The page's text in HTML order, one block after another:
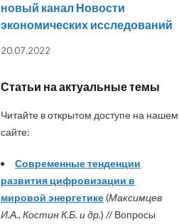
новый канал Новости
экономических исследований
20.07.2022
Статьи на актуальные темы
Читайте в открытом доступе на нашем
сайте:
Современные тенденции
развития цифровизации в
мировой энергетике(Максимцев
И.А., Костин К.Б. и др.) // Вопросы